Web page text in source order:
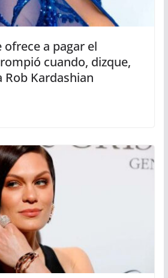
ofrece a pagar el
cuando, dizque,
Kardashian